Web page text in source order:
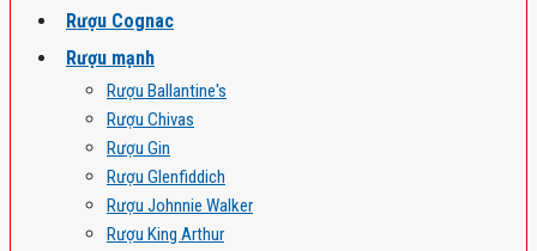
Rượu Cognac
Rượu mạnh
Rượu Ballantine's
Rượu Chivas
Rượu Gin
Rượu Glenfiddich
Rượu Johnnie Walker
Rượu King Arthur